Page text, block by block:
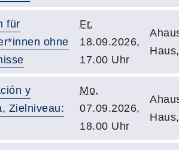
für
ohne
Fr.
18.09.2026,
17.00 Uhr
y
Zielniveau:
Mo.
07.09.2026,
18.00 Uhr